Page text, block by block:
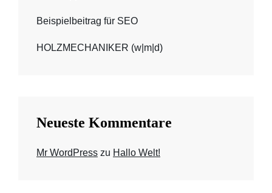
Beispielbeitrag für SEO
HOLZMECHANIKER (w|m|d)
Neueste Kommentare
Mr WordPress zu Hallo Welt!